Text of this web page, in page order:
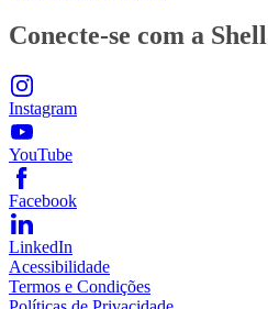
Conecte-se com a Shell
Instagram
YouTube
Facebook
LinkedIn
Acessibilidade
Termos e Condições